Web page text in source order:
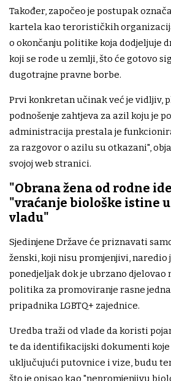
Također, započeo je postupak
kartela kao terorističkih
o okončanju politike koja dodjeljuje
koji se rode u zemlji, što će gotovo
dugotrajne pravne borbe.
Prvi konkretan učinak već je vidljiv,
podnošenje zahtjeva za azil koju je
administracija prestala je
za razgovor o azilu su otkazani",
svojoj web stranici.
"Obrana žena od rodne
"vraćanje biološke istine
vladu"
Sjedinjene Države će priznavati
ženski, koji nisu promjenjivi, naredio
ponedjeljak dok je ubrzano djelovao
politika za promoviranje rasne
pripadnika LGBTQ+ zajednice.
Uredba traži od vlade da koristi
te da identifikacijski dokumenti koje
uključujući putovnice i vize, budu
što je opisao kao "nepromjenjivu